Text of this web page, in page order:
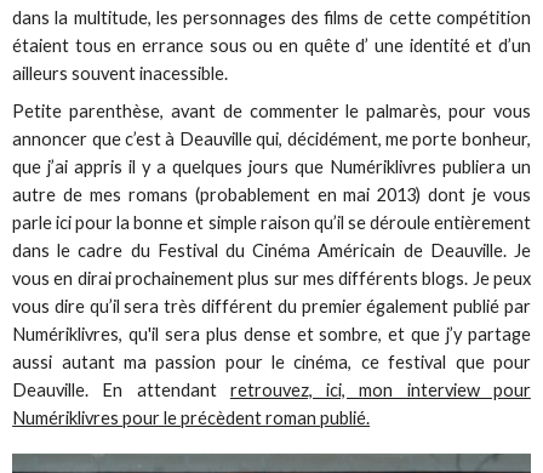
dans la multitude, les personnages des films de cette compétition
étaient tous en errance sous ou en quête d’ une identité et d’un
ailleurs souvent inacessible.
Petite parenthèse, avant de commenter le palmarès, pour vous
annoncer que c’est à Deauville qui, décidément, me porte bonheur,
que j’ai appris il y a quelques jours que Numériklivres publiera un
autre de mes romans (probablement en mai 2013) dont je vous
parle ici pour la bonne et simple raison qu’il se déroule entièrement
dans le cadre du Festival du Cinéma Américain de Deauville. Je
vous en dirai prochainement plus sur mes différents blogs. Je peux
vous dire qu’il sera très différent du premier également publié par
Numériklivres, qu'il sera plus dense et sombre, et que j’y partage
aussi autant ma passion pour le cinéma, ce festival que pour
Deauville. En attendant retrouvez, ici, mon interview pour
Numériklivres pour le précèdent roman publié.